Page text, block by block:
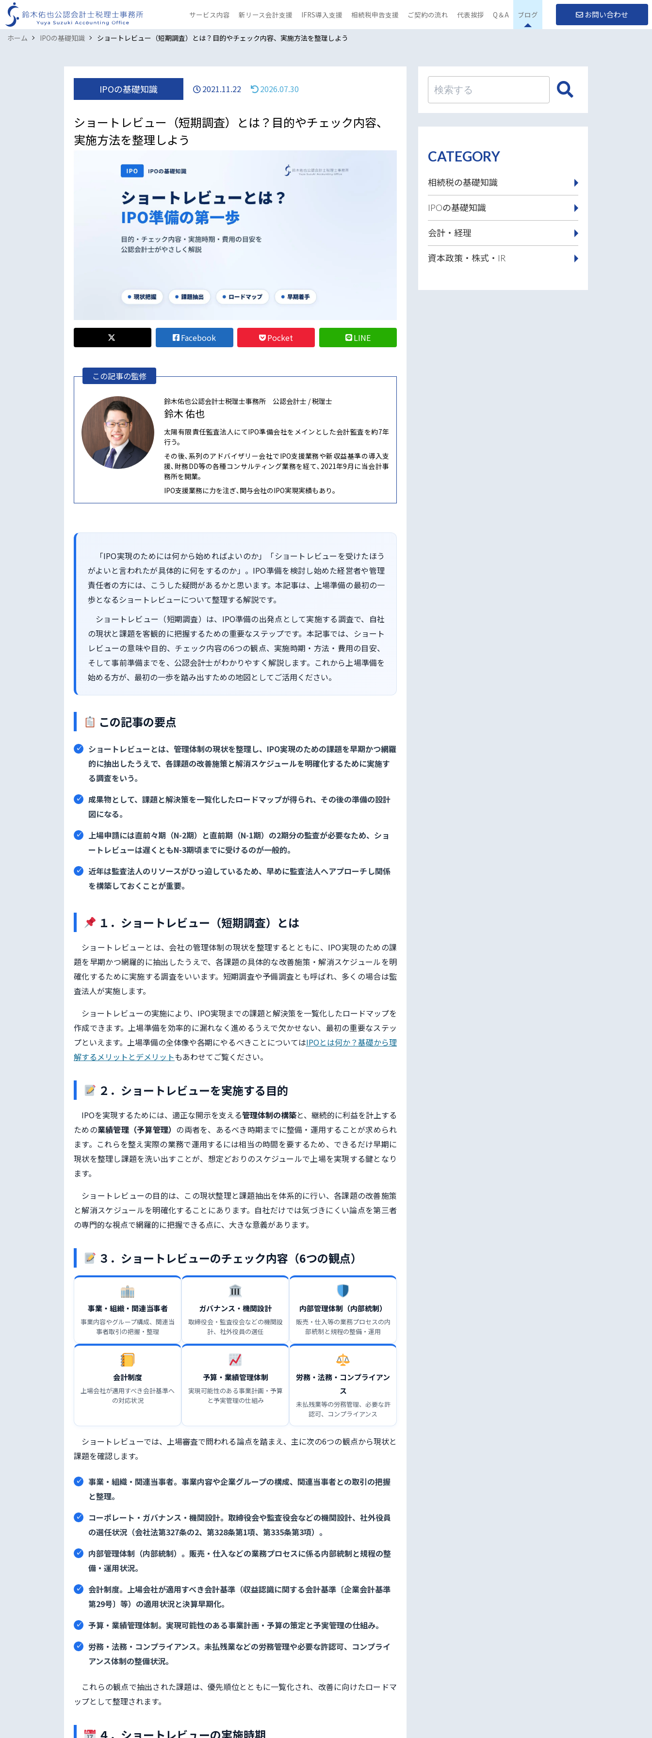
サービス内容 新リース会計支援 IFRS導入支援 相続税申告支援 ご契約の流れ 代表挨拶 Q＆A ブログ お問い合わせ
ホーム IPOの基礎知識 ショートレビュー（短期調査）とは？目的やチェック内容、実施方法を整理しよう
IPOの基礎知識 2021.11.22 2026.07.30
ショートレビュー（短期調査）とは？目的やチェック内容、
実施方法を整理しよう
Facebook Pocket LINE
この記事の監修
鈴木佑也公認会計士税理士事務所 公認会計士 / 税理士
鈴木 佑也
太陽有限責任監査法人にてIPO準備会社をメインとした会計監査を約7年
行う。
その後､系列のアドバイザリー会社でIPO支援業務や新収益基準の導入支
援､財務DD等の各種コンサルティング業務を経て､2021年9月に当会計事
務所を開業｡
IPO支援業務に力を注ぎ､関与会社のIPO実現実績もあり｡
「IPO実現のためには何から始めればよいのか」「ショートレビューを受けたほう
がよいと言われたが具体的に何をするのか」。IPO準備を検討し始めた経営者や管理
責任者の方には、こうした疑問があるかと思います。本記事は、上場準備の最初の一
歩となるショートレビューについて整理する解説です。
ショートレビュー（短期調査）は、IPO準備の出発点として実施する調査で、自社
の現状と課題を客観的に把握するための重要なステップです。本記事では、ショート
レビューの意味や目的、チェック内容の6つの観点、実施時期・方法・費用の目安、
そして事前準備までを、公認会計士がわかりやすく解説します。これから上場準備を
始める方が、最初の一歩を踏み出すための地図としてご活用ください。
この記事の要点
ショートレビューとは、管理体制の現状を整理し、IPO実現のための課題を早期かつ網羅
的に抽出したうえで、各課題の改善施策と解消スケジュールを明確化するために実施す
る調査をいう。
成果物として、課題と解決策を一覧化したロードマップが得られ、その後の準備の設計
図になる。
上場申請には直前々期（N-2期）と直前期（N-1期）の2期分の監査が必要なため、ショ
ートレビューは遅くともN-3期頃までに受けるのが一般的。
近年は監査法人のリソースがひっ迫しているため、早めに監査法人へアプローチし関係
を構築しておくことが重要。
１．ショートレビュー（短期調査）とは
ショートレビューとは、会社の管理体制の現状を整理するとともに、IPO実現のための課
題を早期かつ網羅的に抽出したうえで、各課題の具体的な改善施策・解消スケジュールを明
確化するために実施する調査をいいます。短期調査や予備調査とも呼ばれ、多くの場合は監
査法人が実施します。
ショートレビューの実施により、IPO実現までの課題と解決策を一覧化したロードマップを
作成できます。上場準備を効率的に漏れなく進めるうえで欠かせない、最初の重要なステッ
プといえます。上場準備の全体像や各期にやるべきことについてはIPOとは何か？基礎から理
解するメリットとデメリットもあわせてご覧ください。
２．ショートレビューを実施する目的
IPOを実現するためには、適正な開示を支える管理体制の構築と、継続的に利益を計上する
ための業績管理（予算管理） の両者を、あるべき時期までに整備・運用することが求められ
ます。これらを整え実際の業務で運用するには相当の時間を要するため、できるだけ早期に
現状を整理し課題を洗い出すことが、想定どおりのスケジュールで上場を実現する鍵となり
ます。
ショートレビューの目的は、この現状整理と課題抽出を体系的に行い、各課題の改善施策
と解消スケジュールを明確化することにあります。自社だけでは気づきにくい論点を第三者
の専門的な視点で網羅的に把握できる点に、大きな意義があります。
３．ショートレビューのチェック内容（6つの観点）
事業・組織・関連当事者
事業内容やグループ構成、関連当
事者取引の把握・整理
ガバナンス・機関設計
取締役会・監査役会などの機関設
計、社外役員の選任
内部管理体制（内部統制）
販売・仕入等の業務プロセスの内
部統制と規程の整備・運用
会計制度
上場会社が適用すべき会計基準へ
の対応状況
予算・業績管理体制
実現可能性のある事業計画・予算
と予実管理の仕組み
労務・法務・コンプライアン
ス
未払残業等の労務管理、必要な許
認可、コンプライアンス
ショートレビューでは、上場審査で問われる論点を踏まえ、主に次の6つの観点から現状と
課題を確認します。
事業・組織・関連当事者。事業内容や企業グループの構成、関連当事者との取引の把握
と整理。
コーポレート・ガバナンス・機関設計。取締役会や監査役会などの機関設計、社外役員
の選任状況（会社法第327条の2、第328条第1項、第335条第3項）。
内部管理体制（内部統制） 。販売・仕入などの業務プロセスに係る内部統制と規程の整
備・運用状況。
会計制度。上場会社が適用すべき会計基準（収益認識に関する会計基準〔企業会計基準
第29号〕等）の適用状況と決算早期化。
予算・業績管理体制。実現可能性のある事業計画・予算の策定と予実管理の仕組み。
労務・法務・コンプライアンス。未払残業などの労務管理や必要な許認可、コンプライ
アンス体制の整備状況。
これらの観点で抽出された課題は、優先順位とともに一覧化され、改善に向けたロードマ
ップとして整理されます。
CATEGORY
相続税の基礎知識
IPOの基礎知識
会計・経理
資本政策・株式・IR